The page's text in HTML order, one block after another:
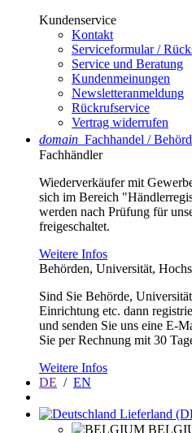
Kundenservice
Kontakt
Serviceformular /
Service und Beratung
Kundenmeinungen
Newsletteranmeldung
Rückrufservice
Vertrag widerrufen
domain Fachhandel /
Fachhändler
Wiederverkäufer mit
sich im Bereich
werden nach Prüfung für
freigeschaltet.
Weitere Infos
Behörden, Universität,
Sind Sie Behörde,
Einrichtung etc. dann
und senden Sie uns eine E-
Sie per Rechnung mit 30
Weitere Infos
DE / EN
Lieferland